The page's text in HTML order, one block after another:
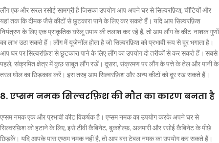
लौंग एक और सरल रसोई सामग्री है जिसका उपयोग आप अपने घर से सिल्वरफ़िश, चींटियों और
यहां तक ​​कि दीमक जैसे कीटों से छुटकारा पाने के लिए कर सकते हैं। यदि आप सिल्वरफ़िश
नियंत्रण के लिए एक प्राकृतिक घरेलू उपाय की तलाश कर रहे हैं, तो आप लौंग के कीट-नाशक गुणों
का लाभ उठा सकते हैं। लौंग में यूजेनॉल होता है जो सिल्वरफ़िश को प्रभावी रूप से दूर भगाता है।
आप घर पर सिल्वरफ़िश से छुटकारा पाने के लिए लौंग का उपयोग दो तरीकों से कर सकते हैं। सबसे
पहले, संक्रमित क्षेत्र में कुछ साबुत लौंग रखें। दूसरा, संक्रमण पर लौंग के पत्ते के तेल और पानी के
तरल घोल का छिड़काव करें। इस तरह आप सिल्वरफ़िश और अन्य कीटों को दूर रख सकते हैं।
8. एप्सम नमक सिल्वरफ़िश की मौत का कारण बनता है
एप्सम नमक एक और प्रभावी कीट विकर्षक है। एप्सम नमक का उपयोग करके अपने घर से
सिल्वरफ़िश को हटाने के लिए, इसे टीवी कैबिनेट, बुकशेल्फ़, अलमारी और रसोई कैबिनेट के पीछे
छिड़कें। यदि आपके पास एप्सम नमक नहीं है, तो आप बस टेबल नमक का उपयोग कर सकते हैं।